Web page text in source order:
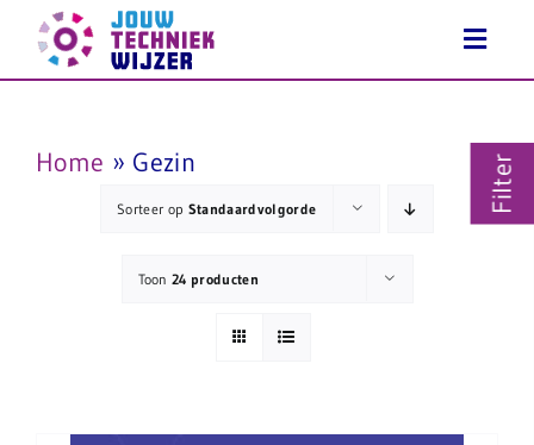
naar
Home » Gezin
Sorteer op Standaardvolgorde
Toon24 producten
Filter